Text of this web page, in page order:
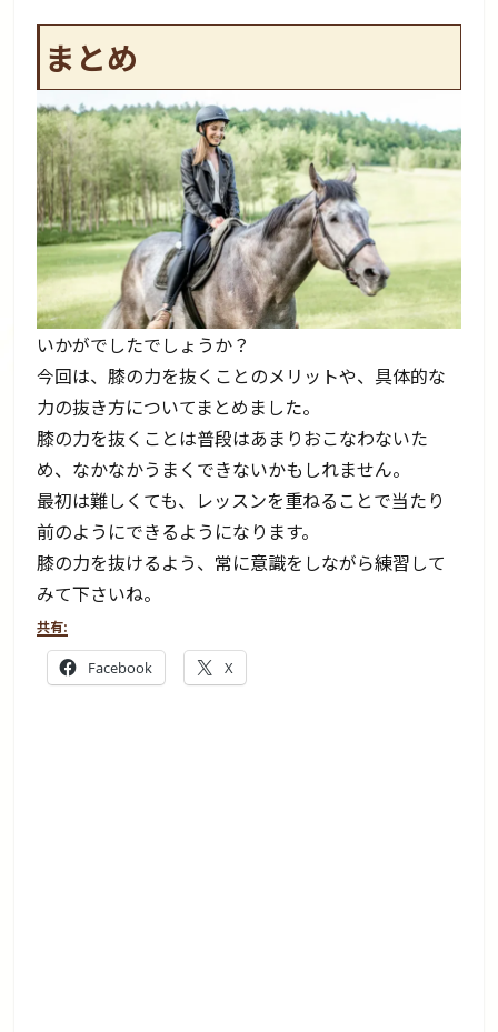
まとめ
いかがでしたでしょうか？
今回は、膝の力を抜くことのメリットや、具体的な
力の抜き方についてまとめました。
膝の力を抜くことは普段はあまりおこなわないた
め、なかなかうまくできないかもしれません。
最初は難しくても、レッスンを重ねることで当たり
前のようにできるようになります。
膝の力を抜けるよう、常に意識をしながら練習して
みて下さいね。
共有:
Facebook X